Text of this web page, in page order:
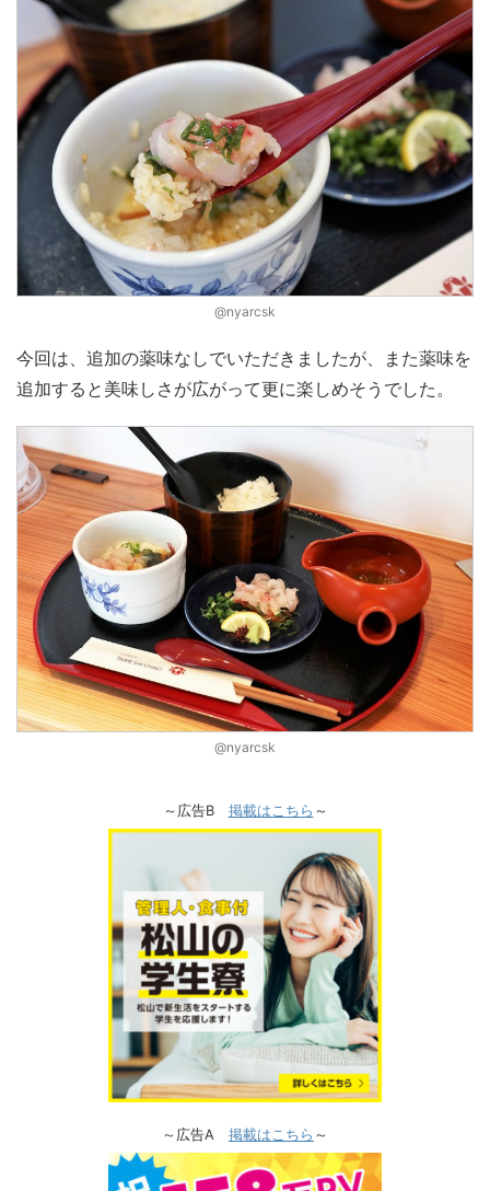
@nyarcsk
今回は、追加の薬味なしでいただきましたが、また薬味を
追加すると美味しさが広がって更に楽しめそうでした。
@nyarcsk
～広告B 掲載はこちら ～
～広告A 掲載はこちら ～